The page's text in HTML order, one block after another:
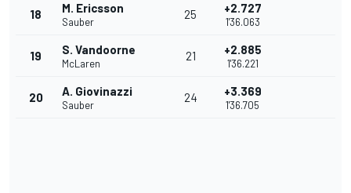
18 M. Ericsson
Sauber
25 +2.727
1'36.063
19 S. Vandoorne
McLaren
21 +2.885
1'36.221
20 A. Giovinazzi
Sauber
24 +3.369
1'36.705